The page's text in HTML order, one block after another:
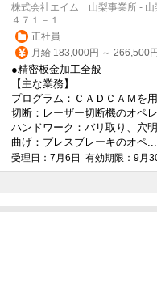
株式会社エイム 山梨事業所 - 山
４７１－１
正社員
月給 183,000円 ～ 266,500
●精密板金加工全般
【主な業務】
プログラム：ＣＡＤＣＡＭを
切断：レーザー切断機のオペ
ハンドワーク：バリ取り、穴
曲げ：プレスブレーキのオペ
受理日：7月6日 有効期限：9月